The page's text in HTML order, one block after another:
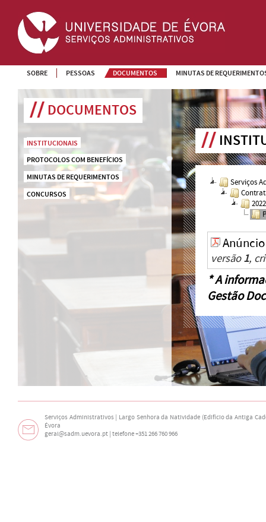
SOBRE PESSOAS DOCUMENTOS MINUTAS DE
DOCUMENTOS
INSTITUCIONAIS
PROTOCOLOS COM BENEFÍCIOS
MINUTAS DE REQUERIMENTOS
CONCURSOS
Serviços
2022
versão1,
* A
Gestão
Serviços Administrativos | Largo Senhora da Natividade (Edifício da Antiga
Évora
geral@sadm.uevora.pt | telefone +351 266 760 966